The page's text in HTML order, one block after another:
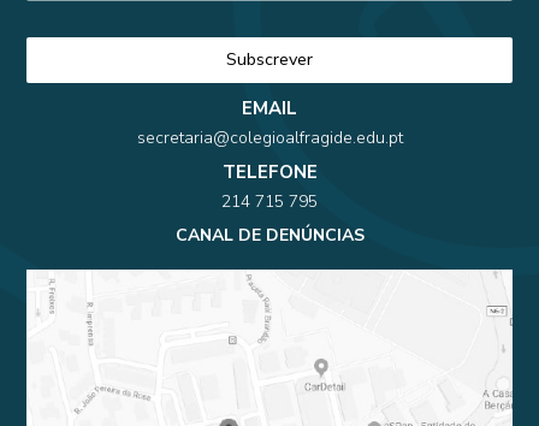
EMAIL
secretaria@colegioalfragide.edu.pt
TELEFONE
214 715 795
CANAL DE DENÚNCIAS